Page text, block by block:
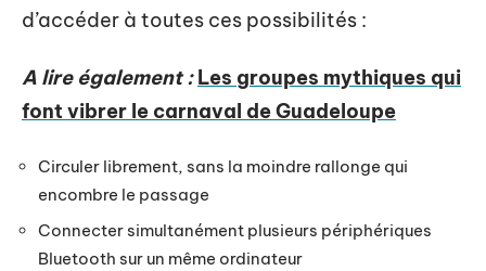
d’accéder à toutes ces possibilités :
A lire également : Les groupes mythiques qui
font vibrer le carnaval de Guadeloupe
Circuler librement, sans la moindre rallonge qui
encombre le passage
Connecter simultanément plusieurs périphériques
Bluetooth sur un même ordinateur